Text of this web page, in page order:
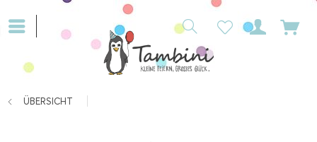
ÜBERSICHT